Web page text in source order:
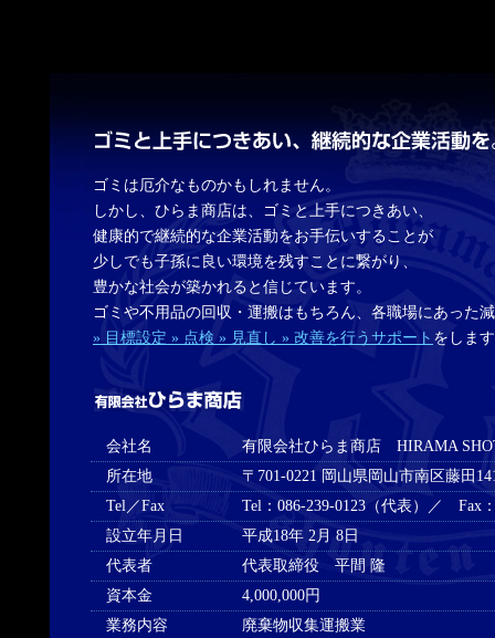
ゴミは厄介なものかもしれません。
しかし、ひらま商店は、ゴミと上手につきあい、
健康的で継続的な企業活動をお手伝いすることが
少しでも子孫に良い環境を残すことに繋がり、
豊かな社会が築かれると信じています。
ゴミや不用品の回収・運搬はもちろん、各職場にあった
» 目標設定 » 点検 » 見直し » 改善を行うサポート をしま
会社名
有限会社ひらま商店 HIRAMA
所在地
〒701-0221 岡山県岡山市南区藤田
Tel／Fax
Tel：086-239-0123（代表）／ Fax：
設立年月日
平成18年 2月 8日
代表者
代表取締役 平間 隆
資本金
4,000,000円
業務内容
廃棄物収集運搬業